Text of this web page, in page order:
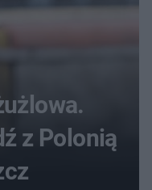
z Polonią